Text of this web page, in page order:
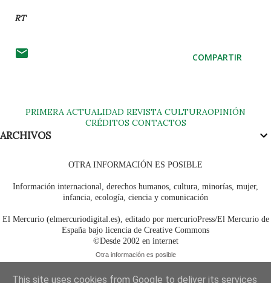
RT
COMPARTIR
PRIMERA ACTUALIDAD REVISTA CULTURAOPINIÓN
CRÉDITOSCONTACTOS
ARCHIVOS
OTRA INFORMACIÓN ES POSIBLE
Información internacional, derechos humanos, cultura, minorías, mujer,
infancia, ecología, ciencia y comunicación
El Mercurio (elmercuriodigital.es), editado por mercurioPress/El Mercurio de
España bajo licencia de Creative Commons
©Desde 2002 en internet
Otra información es posible
This site uses cookies from Google to deliver its services